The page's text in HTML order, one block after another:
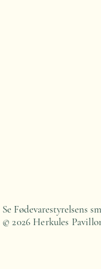
Se Fødevarestyrelsens
© 2026 Herkules